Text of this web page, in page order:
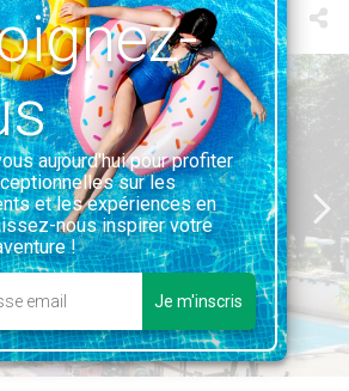
aujourd'hui pour profiter
sur les
et les expériences en
nous inspirer votre
!
Je m'inscris